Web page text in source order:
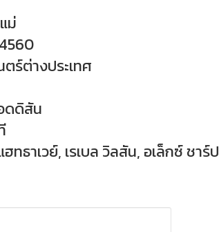
ม่
ร์ต่างประเทศ
ดดิสัน
ทธาเวย์, เรเบล วิลสัน, อเล็กซ์ ชาร์ป